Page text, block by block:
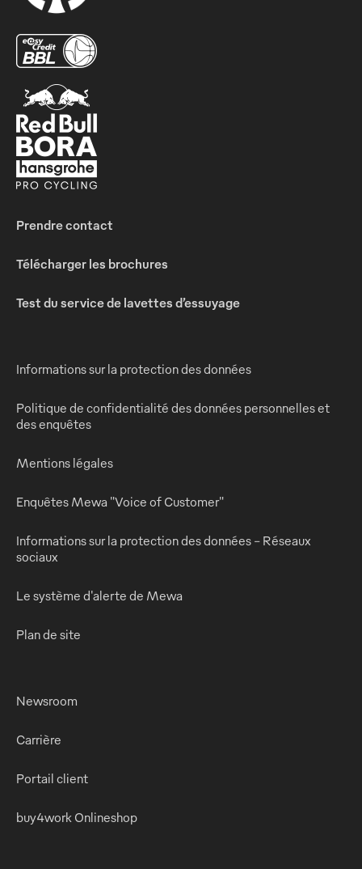
Prendre contact
Télécharger les brochures
Test du service de lavettes d’essuyage
Informations sur la protection des données
Politique de confidentialité des données personnelles et
des enquêtes
Mentions légales
Enquêtes Mewa "Voice of Customer"
Informations sur la protection des données - Réseaux
sociaux
Le système d'alerte de Mewa
Plan de site
Newsroom
Carrière
Portail client
buy4work Onlineshop